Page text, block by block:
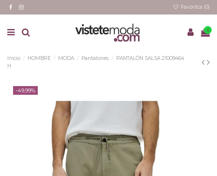
Favoritos (0)
0
Inicio HOMBRE MODA Pantalones
PANTALÓN SALSA 21009464
H
-49,99%